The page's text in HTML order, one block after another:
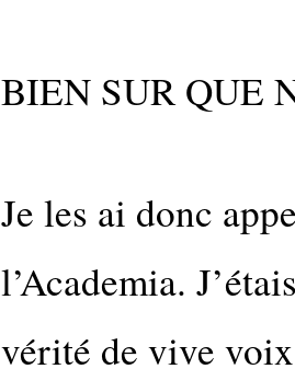
BIEN SUR QUE
Je les ai donc
l’Academia.
vérité de vive